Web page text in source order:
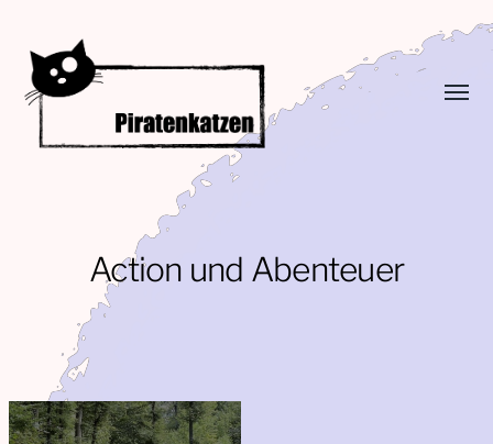
Piratenkatzen
Menü
Action und Abenteuer